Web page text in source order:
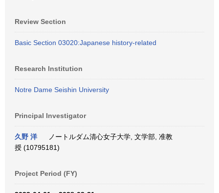
Review Section
Basic Section 03020:Japanese history-related
Research Institution
Notre Dame Seishin University
Principal Investigator
久野 洋
ノートルダム清心女子大学, 文学部, 准教
授 (10795181)
Project Period (FY)